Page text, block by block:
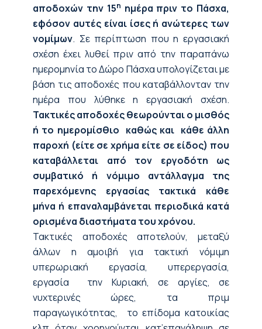
αποδοχών την 15η ημέρα πριν το Πάσχα,
εφόσον αυτές είναι ίσες ή ανώτερες των
νομίμων. Σε περίπτωση που η εργασιακή
σχέση έχει λυθεί πριν από την παραπάνω
ημερομηνία το Δώρο Πάσχα υπολογίζεται με
βάση τις αποδοχές που καταβάλλονταν την
ημέρα που λύθηκε η εργασιακή σχέση.
Τακτικές αποδοχές θεωρούνται ο μισθός
ή το ημερομίσθιο καθώς και κάθε άλλη
παροχή (είτε σε χρήμα είτε σε είδος) που
καταβάλλεται από τον εργοδότη ως
συμβατικό ή νόμιμο αντάλλαγμα της
παρεχόμενης εργασίας τακτικά κάθε
μήνα ή επαναλαμβάνεται περιοδικά κατά
ορισμένα διαστήματα του χρόνου.
Τακτικές αποδοχές αποτελούν, μεταξύ
άλλων η αμοιβή για τακτική νόμιμη
υπερωριακή εργασία, υπερεργασία,
εργασία την Κυριακή, σε αργίες, σε
νυχτερινές ώρες, τα πριμ
παραγωγικότητας, το επίδομα κατοικίας